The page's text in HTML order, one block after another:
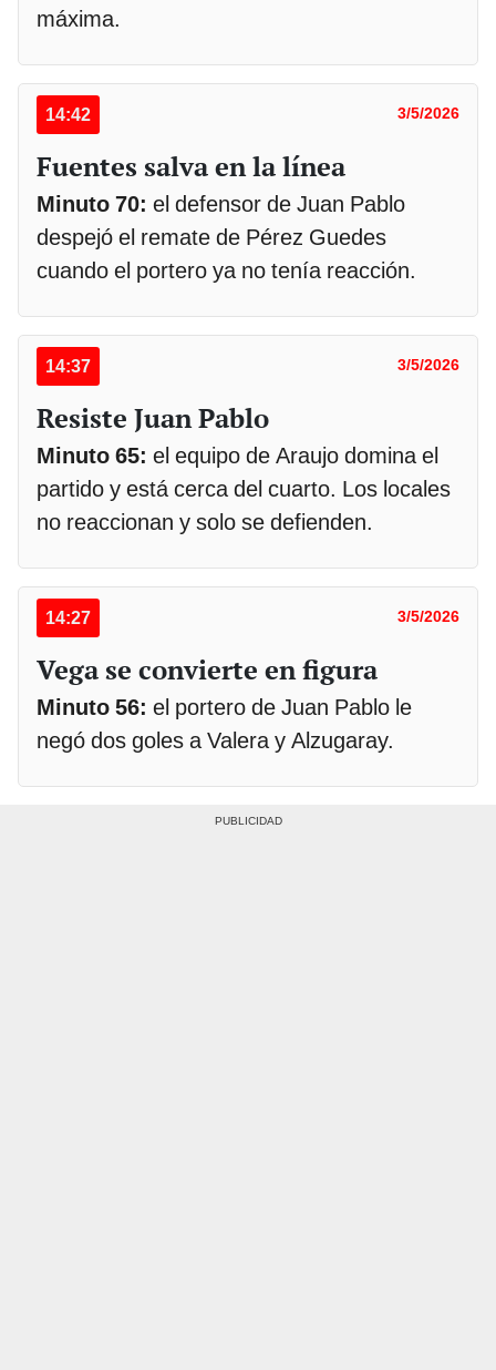
máxima.
14:42 3/5/2026
Fuentes salva en la línea
Minuto 70: el defensor de Juan Pablo
despejó el remate de Pérez Guedes
cuando el portero ya no tenía reacción.
14:37 3/5/2026
Resiste Juan Pablo
Minuto 65: el equipo de Araujo domina el
partido y está cerca del cuarto. Los locales
no reaccionan y solo se defienden.
14:27 3/5/2026
Vega se convierte en figura
Minuto 56: el portero de Juan Pablo le
negó dos goles a Valera y Alzugaray.